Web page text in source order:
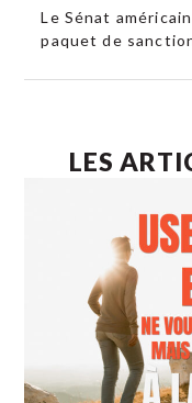
Le Sénat
paquet de
LES